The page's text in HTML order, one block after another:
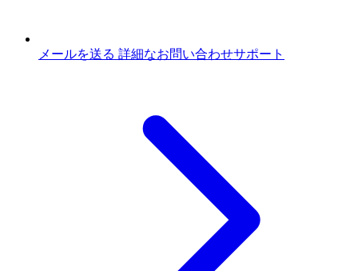
メールを送る 詳細なお問い合わせサポート